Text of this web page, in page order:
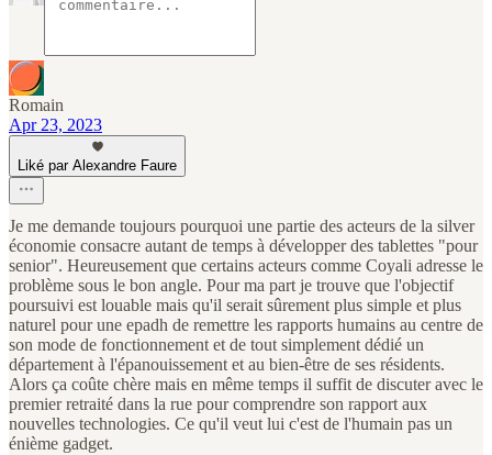
Romain
Apr 23, 2023
Liké par Alexandre Faure
Je me demande toujours pourquoi une partie des acteurs de la silver
économie consacre autant de temps à développer des tablettes "pour
senior". Heureusement que certains acteurs comme Coyali adresse le
problème sous le bon angle. Pour ma part je trouve que l'objectif
poursuivi est louable mais qu'il serait sûrement plus simple et plus
naturel pour une epadh de remettre les rapports humains au centre de
son mode de fonctionnement et de tout simplement dédié un
département à l'épanouissement et au bien-être de ses résidents.
Alors ça coûte chère mais en même temps il suffit de discuter avec le
premier retraité dans la rue pour comprendre son rapport aux
nouvelles technologies. Ce qu'il veut lui c'est de l'humain pas un
énième gadget.